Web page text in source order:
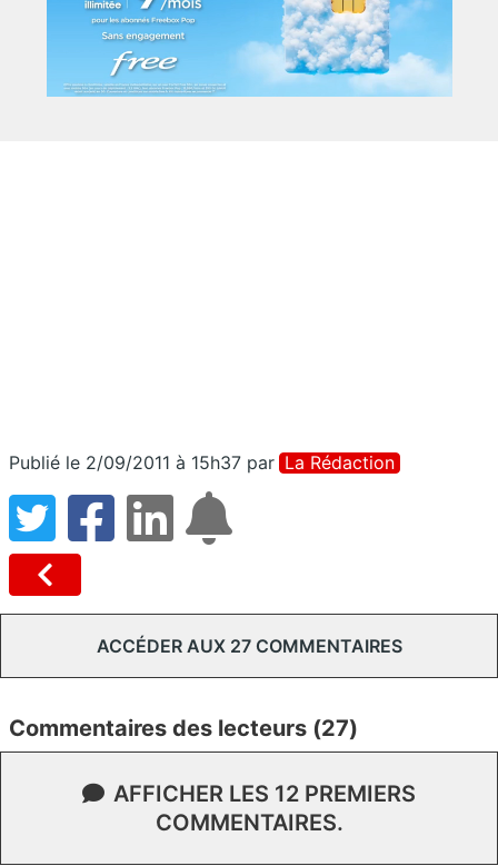
Publié le 2/09/2011 à 15h37 par La Rédaction
ACCÉDER AUX 27 COMMENTAIRES
Commentaires des lecteurs (27)
AFFICHER LES 12 PREMIERS
COMMENTAIRES.